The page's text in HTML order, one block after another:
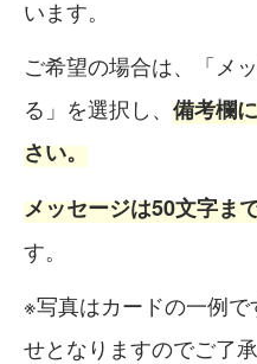
います。
ご希望の場合は、「メ
る」を選択し、 備考欄
さい。
メッセージは50文字ま
す。
※写真はカードの一例
せとなりますのでご了承